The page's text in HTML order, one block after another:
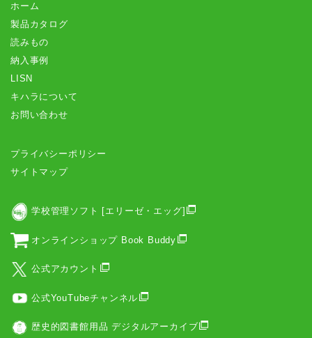
ホーム
製品カタログ
読みもの
納入事例
LISN
キハラについて
お問い合わせ
プライバシーポリシー
サイトマップ
学校管理ソフト [エリーゼ・エッグ]
オンラインショップ Book Buddy
公式アカウント
公式YouTubeチャンネル
歴史的図書館用品 デジタルアーカイブ